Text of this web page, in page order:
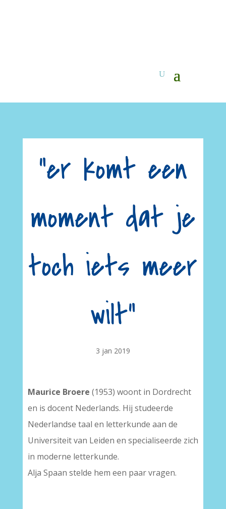
“er komt een
moment dat je
toch iets meer
wilt”
3 jan 2019
Maurice Broere (1953) woont in Dordrecht
en is docent Nederlands. Hij studeerde
Nederlandse taal en letterkunde aan de
Universiteit van Leiden en specialiseerde zich
in moderne letterkunde.
Alja Spaan stelde hem een paar vragen.